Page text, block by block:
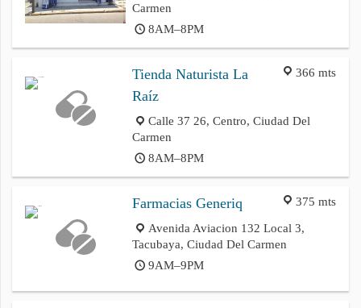
Carmen
8AM–8PM
366 mts
Tienda Naturista La
Raíz
Calle 37 26, Centro, Ciudad Del
Carmen
8AM–8PM
375 mts
Farmacias Generiq
Avenida Aviacion 132 Local 3,
Tacubaya, Ciudad Del Carmen
9AM–9PM